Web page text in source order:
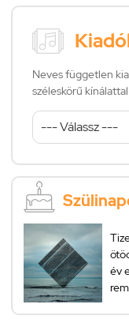
Neves független
széleskörű
év